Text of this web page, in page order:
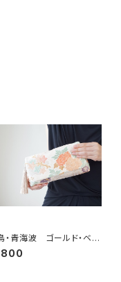
鳥・青海波 ゴールド・ベー
ルク帯リメイク クラッ
＆ハンドバッグ】結婚式、